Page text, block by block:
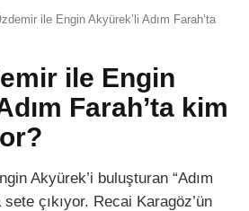
ile Engin Akyürek’li Adım Farah’ta
ile Engin
Farah’ta kim
Akyürek’i buluşturan “Adım
çıkıyor. Recai Karagöz’ün